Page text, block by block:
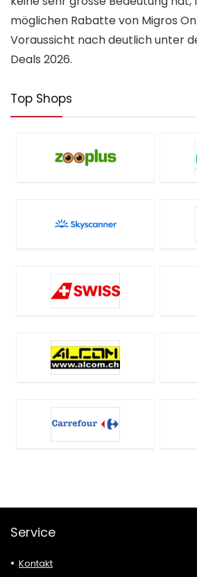
möglichen Rabatte von Migros
Voraussicht nach deutlich unter
Deals 2026.
Top Shops
Service
Kontakt